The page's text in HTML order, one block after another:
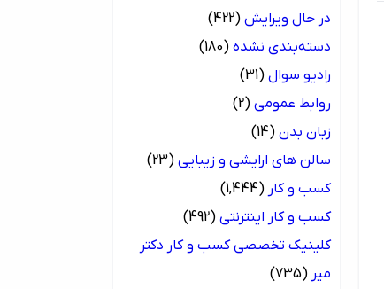
در حال ویرایش (422)
دسته‌بندی نشده (180)
رادیو سوال (31)
روابط عمومی (2)
زبان بدن (14)
سالن های ارایشی و زیبایی (23)
کسب و کار (1,444)
کسب و کار اینترنتی (492)
کلینیک تخصصی کسب و کار دکتر
میر (735)